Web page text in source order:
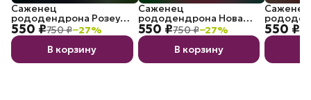
550 ₽750 ₽−27%
Саженец
рододендрона Розеум
Элеганс P9
В корзину
550 ₽750 ₽−27%
Саженец
рододендрона Нова
Зембла P9
В корзину
550 ₽
Саженец